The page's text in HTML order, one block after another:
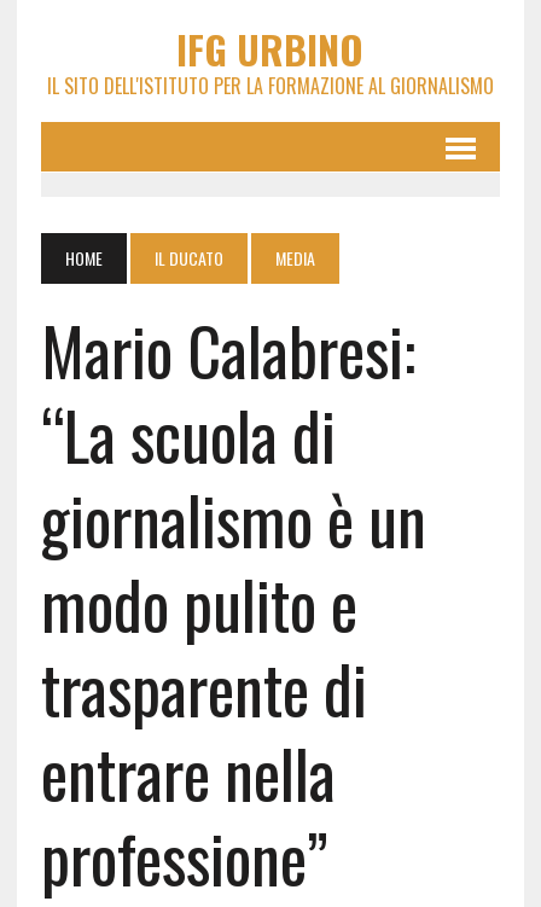
IFG URBINO
IL SITO DELL'ISTITUTO PER LA FORMAZIONE AL GIORNALISMO
HOME IL DUCATO MEDIA
Mario Calabresi:
“La scuola di
giornalismo è un
modo pulito e
trasparente di
entrare nella
professione”